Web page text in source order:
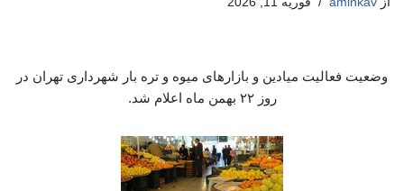
وضعیت فعالیت میادین و بازارهای میوه و تره بار شهرداری تهران در
روز ۲۲ بهمن ماه اعلام شد.